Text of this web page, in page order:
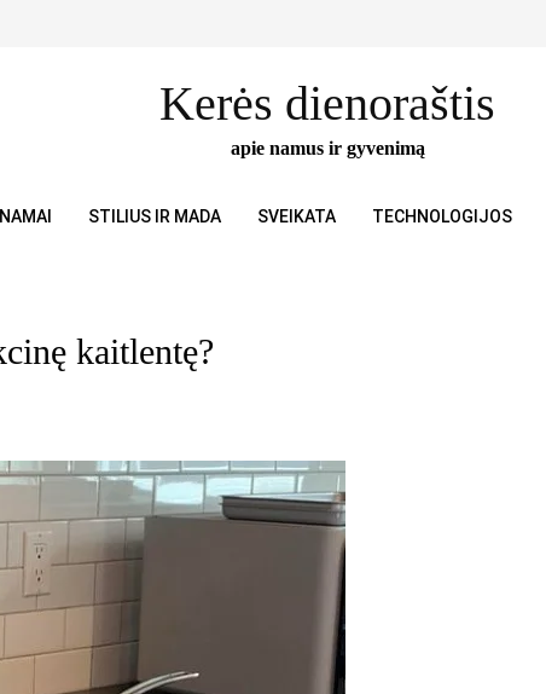
Kerės dienoraštis
apie namus ir gyvenimą
NAMAI STILIUS IR MADA SVEIKATA TECHNOLOGIJOS
kaitlentę?